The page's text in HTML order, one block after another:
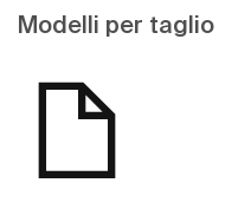
Modelli per taglio